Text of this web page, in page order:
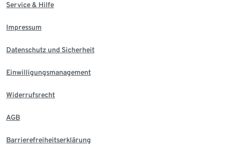
Service & Hilfe
Impressum
Datenschutz und Sicherheit
Einwilligungsmanagement
Widerrufsrecht
AGB
Barrierefreiheitserklärung